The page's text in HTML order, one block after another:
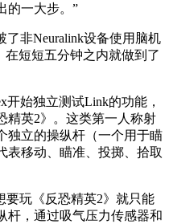
的一大步。”
非Neuralink设备使用脑机
短短五分钟之内就做到了
始独立测试Link的功能，
精英2》。这类第一人称射
独立的操纵杆（一个用于瞄
表移动、瞄准、投掷、拾取
玩《反恐精英2》就只能
杆，通过吸气压力传感器和